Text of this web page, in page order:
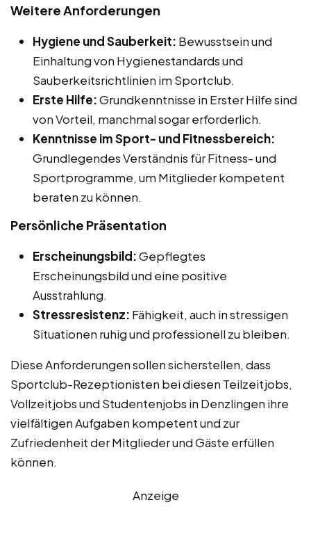
Weitere Anforderungen
Hygiene und Sauberkeit: Bewusstsein und
Einhaltung von Hygienestandards und
Sauberkeitsrichtlinien im Sportclub.
Erste Hilfe:Grundkenntnisse in Erster Hilfe sind
von Vorteil, manchmal sogar erforderlich.
Kenntnisse im Sport- und Fitnessbereich:
Grundlegendes Verständnis für Fitness- und
Sportprogramme, um Mitglieder kompetent
beraten zu können.
Persönliche Präsentation
Erscheinungsbild:Gepflegtes
Erscheinungsbild und eine positive
Ausstrahlung.
Stressresistenz: Fähigkeit, auch in stressigen
Situationen ruhig und professionell zu bleiben.
Diese Anforderungen sollen sicherstellen, dass
Sportclub-Rezeptionisten bei diesen Teilzeitjobs,
Vollzeitjobs und Studentenjobs in Denzlingen ihre
vielfältigen Aufgaben kompetent und zur
Zufriedenheit der Mitglieder und Gäste erfüllen
können.
Anzeige